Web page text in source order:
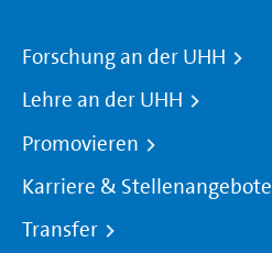
Forschung an der UHH
Lehre an der UHH
Promovieren
Karriere & Stellenangebote
Transfer